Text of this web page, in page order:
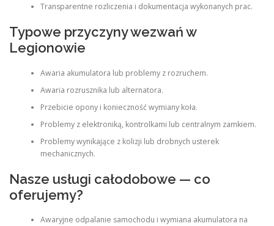
Transparentne rozliczenia i dokumentacja wykonanych prac.
Typowe przyczyny wezwań w
Legionowie
Awaria akumulatora lub problemy z rozruchem.
Awaria rozrusznika lub alternatora.
Przebicie opony i konieczność wymiany koła.
Problemy z elektroniką, kontrolkami lub centralnym zamkiem.
Problemy wynikające z kolizji lub drobnych usterek
mechanicznych.
Nasze usługi całodobowe — co
oferujemy?
Awaryjne odpalanie samochodu i wymiana akumulatora na